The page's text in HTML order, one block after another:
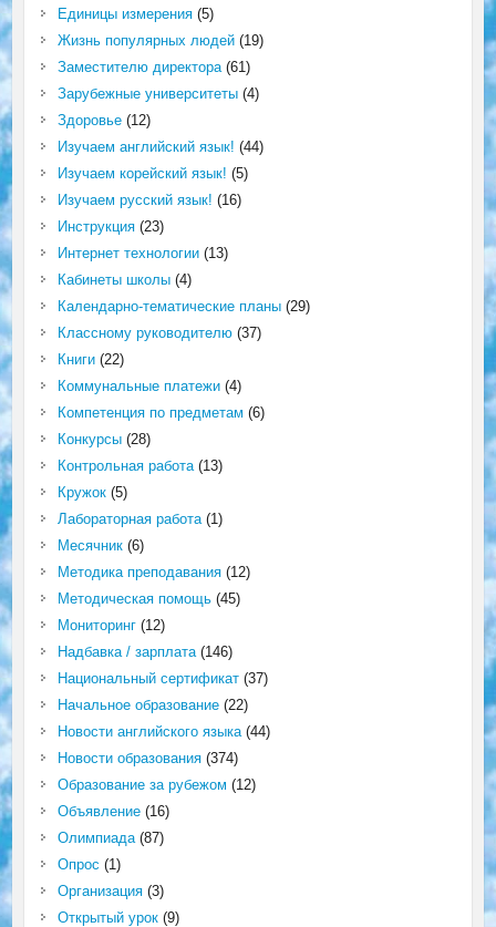
Единицы измерения(5)
Жизнь популярных людей(19)
Заместителю директора(61)
Зарубежные университеты(4)
Здоровье(12)
Изучаем английский язык! (44)
Изучаем корейский язык! (5)
Изучаем русский язык! (16)
Инструкция(23)
Интернет технологии(13)
Кабинеты школы(4)
Календарно-тематические планы(29)
Классному руководителю(37)
Книги(22)
Коммунальные платежи(4)
Компетенция по предметам (6)
Конкурсы(28)
Контрольная работа(13)
Кружок(5)
Лабораторная работа(1)
Месячник(6)
Методика преподавания(12)
Методическая помощь(45)
Мониторинг(12)
Надбавка / зарплата(146)
Национальный сертификат(37)
Начальное образование(22)
Новости английского языка(44)
Новости образования(374)
Образование за рубежом (12)
Объявление(16)
Олимпиада(87)
Опрос (1)
Организация(3)
Открытый урок(9)